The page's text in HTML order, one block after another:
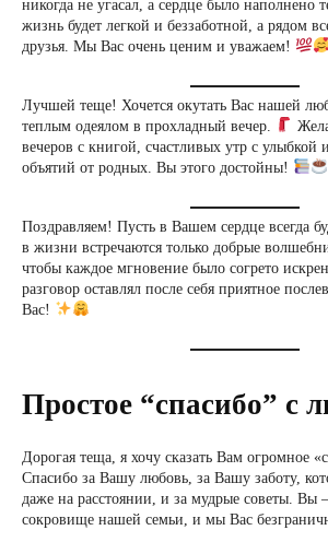
никогда не угасал, а сердце было наполнено
жизнь будет легкой и беззаботной, а рядом
друзья. Мы Вас очень ценим и уважаем!
Лучшей теще! Хочется окутать Вас нашей
теплым одеялом в прохладный вечер.
вечеров с книгой, счастливых утр с улыбкой
объятий от родных. Вы этого достойны!
Поздравляем! Пусть в Вашем сердце всегда
в жизни встречаются только добрые
чтобы каждое мгновение было согрето
разговор оставлял после себя приятное
Вас!
Простое “спасибо” с
Дорогая теща, я хочу сказать Вам огромное
Спасибо за Вашу любовь, за Вашу заботу,
даже на расстоянии, и за мудрые советы. Вы
сокровище нашей семьи, и мы Вас